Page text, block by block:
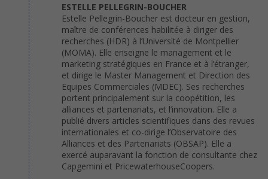
ESTELLE PELLEGRIN-BOUCHER
Estelle Pellegrin-Boucher est docteur en gestion,
maître de conférences habilitée à diriger des
recherches (HDR) à l’Université de Montpellier
(MOMA). Elle enseigne le management et le
marketing stratégiques en France et à l’étranger,
et dirige le Master Management et Direction des
Equipes Commerciales (MDEC). Ses recherches
portent principalement sur la coopétition, les
alliances et partenariats, et l’innovation. Elle a
publié divers articles scientifiques dans des revues
internationales et co-dirige l’Observatoire des
Alliances et des Partenariats (OBSAP). Elle a
exercé auparavant la fonction de consultante chez
Capgemini et PricewaterhouseCoopers.